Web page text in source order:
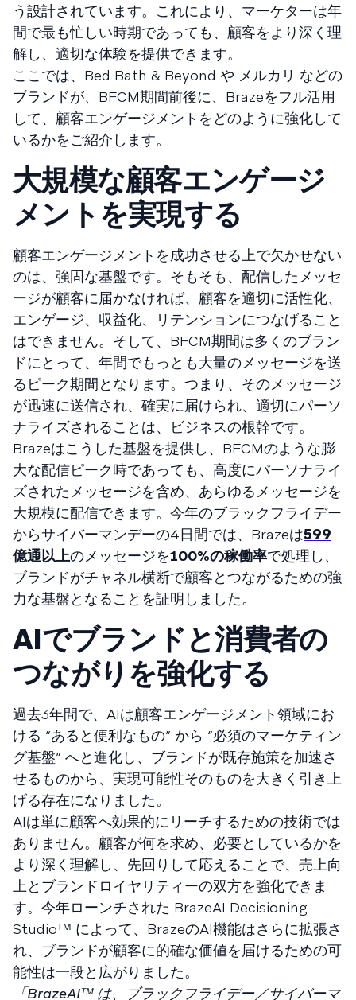
う設計されています。これにより、マーケターは年
間で最も忙しい時期であっても、顧客をより深く理
解し、適切な体験を提供できます。
ここでは、Bed Bath & Beyond や メルカリ などの
ブランドが、BFCM期間前後に、Brazeをフル活用
して、顧客エンゲージメントをどのように強化して
いるかをご紹介します。
大規模な顧客エンゲージ
メントを実現する
顧客エンゲージメントを成功させる上で欠かせない
のは、強固な基盤です。そもそも、配信したメッセ
ージが顧客に届かなければ、顧客を適切に活性化、
エンゲージ、収益化、リテンションにつなげること
はできません。そして、BFCM期間は多くのブラン
ドにとって、年間でもっとも大量のメッセージを送
るピーク期間となります。つまり、そのメッセージ
が迅速に送信され、確実に届けられ、適切にパーソ
ナライズされることは、ビジネスの根幹です。
Brazeはこうした基盤を提供し、BFCMのような膨
大な配信ピーク時であっても、高度にパーソナライ
ズされたメッセージを含め、あらゆるメッセージを
大規模に配信できます。今年のブラックフライデー
からサイバーマンデーの4日間では、Brazeは599
億通以上のメッセージを100%の稼働率で処理し、
ブランドがチャネル横断で顧客とつながるための強
力な基盤となることを証明しました。
AIでブランドと消費者の
つながりを強化する
過去3年間で、AIは顧客エンゲージメント領域にお
ける “あると便利なもの” から “必須のマーケティン
グ基盤” へと進化し、ブランドが既存施策を加速さ
せるものから、実現可能性そのものを大きく引き上
げる存在になりました。
AIは単に顧客へ効果的にリーチするための技術では
ありません。顧客が何を求め、必要としているかを
より深く理解し、先回りして応えることで、売上向
上とブランドロイヤリティーの双方を強化できま
す。今年ローンチされた BrazeAI Decisioning
Studioᵀᴹ によって、BrazeのAI機能はさらに拡張さ
れ、ブランドが顧客に的確な価値を届けるための可
能性は一段と広がりました。
「BrazeAIᵀᴹ は、ブラックフライデー／サイバーマ